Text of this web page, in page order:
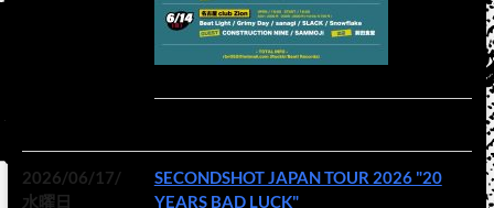
2026/06/17/
水曜日
SECONDSHOT JAPAN TOUR 2026 "20
YEARS BAD LUCK"